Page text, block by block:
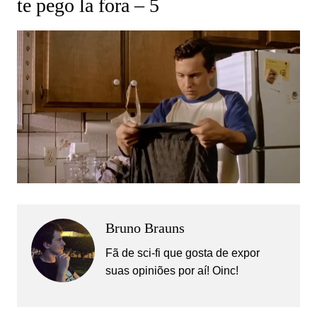
te pego la fora – 5
Bruno Brauns
Fã de sci-fi que gosta de expor
suas opiniões por aí! Oinc!